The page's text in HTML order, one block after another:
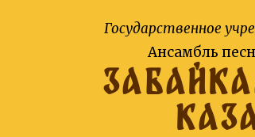
Государственное
Ансамбль